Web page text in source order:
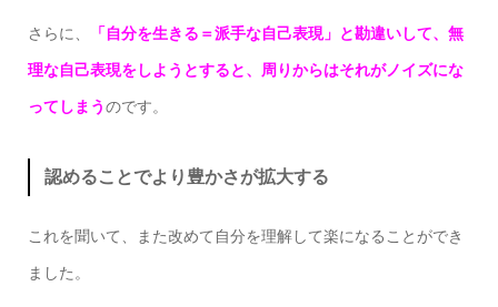
さらに、 「自分を生きる＝派手な自己表現」と勘違いして、無
理な自己表現をしようとすると、周りからはそれがノイズにな
ってしまうのです。
認めることでより豊かさが拡大する
これを聞いて、また改めて自分を理解して楽になることができ
ました。